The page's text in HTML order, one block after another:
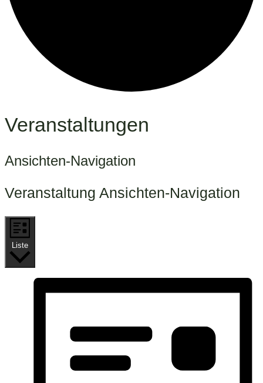
Veranstaltungen
Ansichten-Navigation
Veranstaltung Ansichten-Navigation
Liste